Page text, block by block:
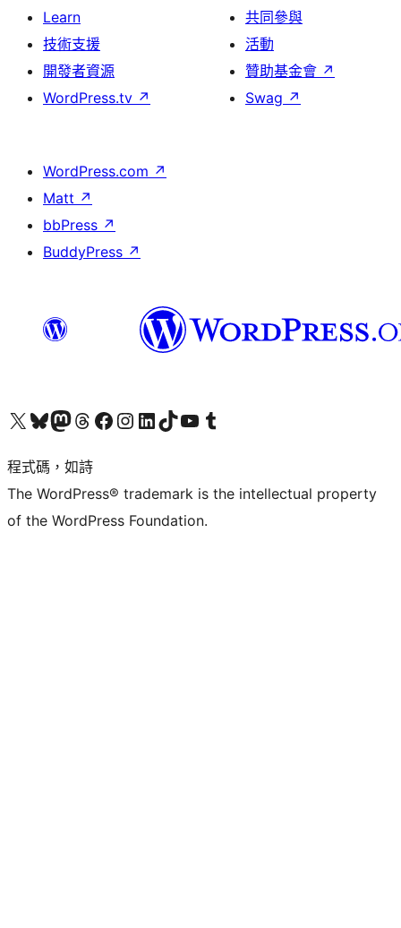
Learn
技術支援
開發者資源
WordPress.tv ↗
共同參與
活動
贊助基金會 ↗
Swag ↗
WordPress.com ↗
Matt ↗
bbPress ↗
BuddyPress ↗
查看我們的 X (之前的 Twitter) 帳號造訪我們的 Bluesky 帳號造訪我們的 Mastodon 帳號造訪我們的 Threads 帳號 造訪我們的 Facebook 粉絲專頁Visit our Instagram account
Visit our LinkedIn account
造訪我們的 TikTok 帳號Visit our YouTube channel
造訪我們的 Tumblr 帳號
程式碼，如詩
The WordPress® trademark is the intellectual property
of the WordPress Foundation.